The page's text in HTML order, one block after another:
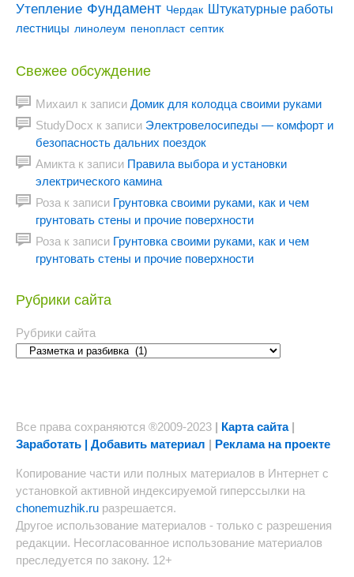
Утепление Фундамент Чердак Штукатурные работы
лестницы линолеум пенопласт септик
Свежее обсуждение
Михаил к записи Домик для колодца своими руками
StudyDocx к записи Электровелосипеды — комфорт и
безопасность дальних поездок
Амикта к записи Правила выбора и установки
электрического камина
Роза к записи Грунтовка своими руками, как и чем
грунтовать стены и прочие поверхности
Роза к записи Грунтовка своими руками, как и чем
грунтовать стены и прочие поверхности
Рубрики сайта
Рубрики сайта
Все права сохраняются ®2009-2023 | Карта сайта|
Заработать | Добавить материал | Реклама на проекте
Копирование части или полных материалов в Интернет с
установкой активной индексируемой гиперссылки на
chonemuzhik.ru разрешается.
Другое использование материалов - только с разрешения
редакции. Несогласованное использование материалов
преследуется по закону. 12+